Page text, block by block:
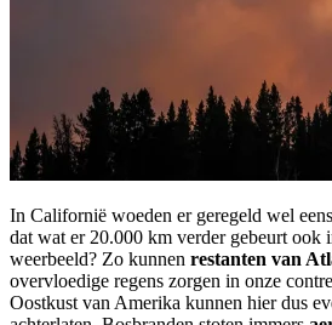
In Californië woeden er geregeld wel
dat wat er 20.000 km verder gebeurt ook
weerbeeld? Zo kunnen restanten van
overvloedige regens zorgen in onze
Oostkust van Amerika kunnen hier dus